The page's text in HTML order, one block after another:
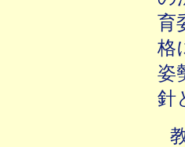
育
格
姿
針